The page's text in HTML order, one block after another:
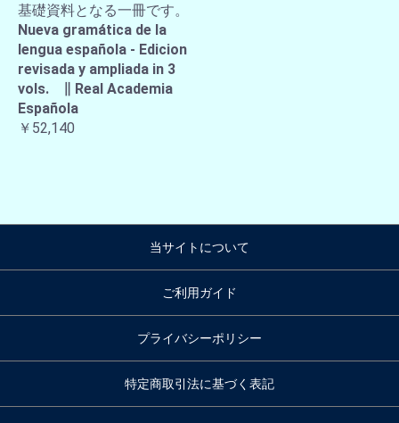
基礎資料となる一冊です。
Nueva gramática de la
lengua española - Edicion
revisada y ampliada in 3
vols. ∥ Real Academia
Española
￥52,140
当サイトについて
ご利用ガイド
プライバシーポリシー
特定商取引法に基づく表記